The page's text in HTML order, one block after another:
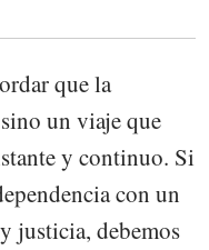
que la
un viaje que
y continuo. Si
con un
justicia, debemos